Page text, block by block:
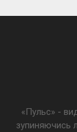
«Пульс» -
зупиняючись